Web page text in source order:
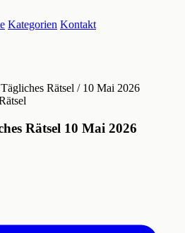
Kategorien Kontakt
Tägliches Rätsel / 10 Mai 2026
Rätsel 10 Mai 2026